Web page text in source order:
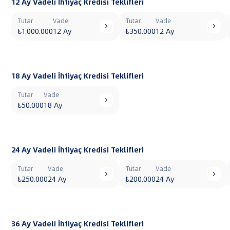
Tutar
₺1.000.000
Vade
12 Ay 
Tutar
₺350.000
Vade
12 Ay 
18 Ay Vadeli İhtiyaç Kredisi Teklifleri
Tutar
₺50.000
Vade
18 Ay 
24 Ay Vadeli İhtiyaç Kredisi Teklifleri
Tutar
₺250.000
Vade
24 Ay 
Tutar
₺200.000
Vade
24 Ay 
36 Ay Vadeli İhtiyaç Kredisi Teklifleri